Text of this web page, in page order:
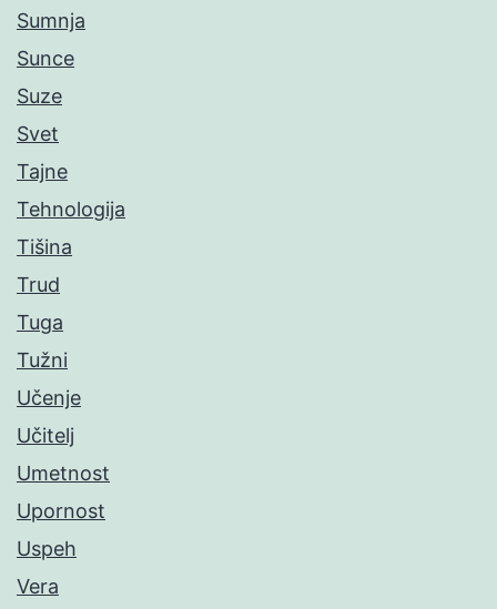
Sumnja
Sunce
Suze
Svet
Tajne
Tehnologija
Tišina
Trud
Tuga
Tužni
Učenje
Učitelj
Umetnost
Upornost
Uspeh
Vera